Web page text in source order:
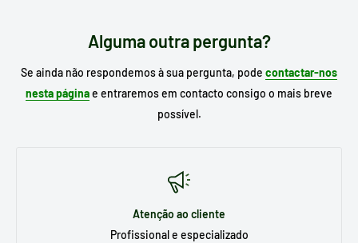
Alguma outra pergunta?
Se ainda não respondemos à sua pergunta, pode contactar-nos
nesta páginae entraremos em contacto consigo o mais breve
possível.
Atenção ao cliente
Profissional e especializado